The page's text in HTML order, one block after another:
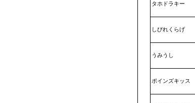
タホドラキー
しびれくらげ
うみうし
ポインズキッス